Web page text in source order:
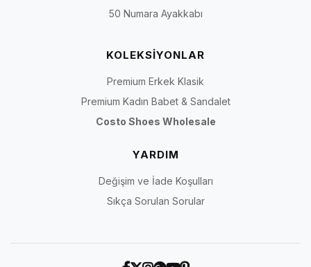
50 Numara Ayakkabı
KOLEKSİYONLAR
Premium Erkek Klasik
Premium Kadın Babet & Sandalet
Costo Shoes Wholesale
YARDIM
Değişim ve İade Koşulları
Sıkça Sorulan Sorular